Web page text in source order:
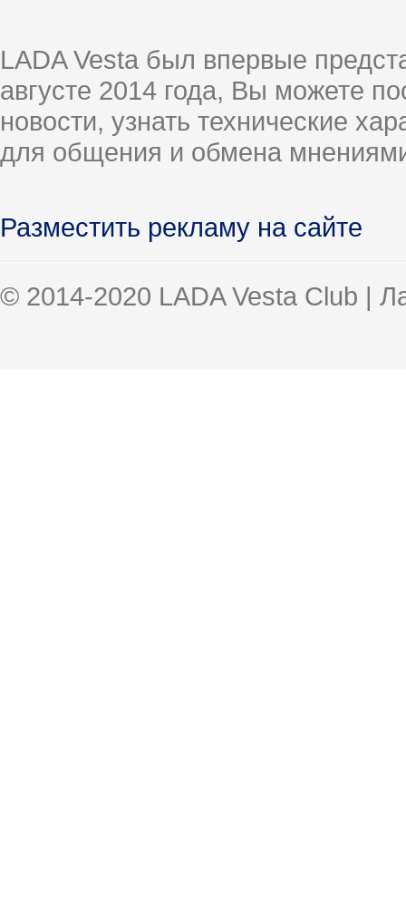
LADA Vesta был впервые
августе 2014 года, Вы можете
новости, узнать технические
для общения и обмена
Разместить рекламу на сайте
© 2014-2020 LADA Vesta Club |